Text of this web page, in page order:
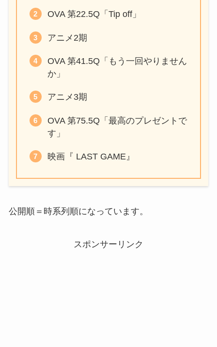
OVA 第22.5Q「Tip off」
アニメ2期
OVA 第41.5Q「もう一回やりません
か」
アニメ3期
OVA 第75.5Q「最高のプレゼントで
す」
映画『 LAST GAME』
公開順＝時系列順になっています。
スポンサーリンク